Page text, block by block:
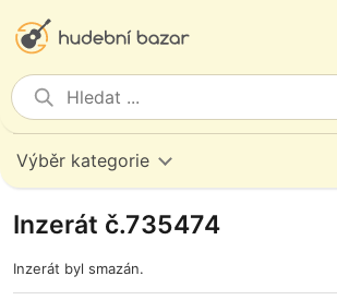
Výběr kategorie
Inzerát č.735474
Inzerát byl smazán.